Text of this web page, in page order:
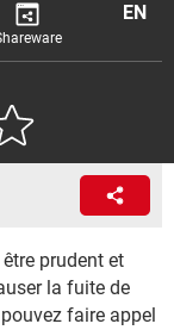
EN
prudent et
la fuite de
faire appel